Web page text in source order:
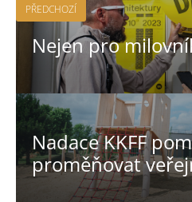
PŘEDCHOZÍ
Nejen pro
Nadace KKFF
proměňovat